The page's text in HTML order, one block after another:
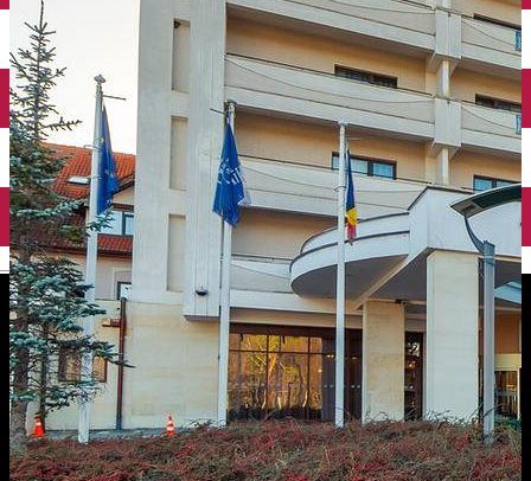
English